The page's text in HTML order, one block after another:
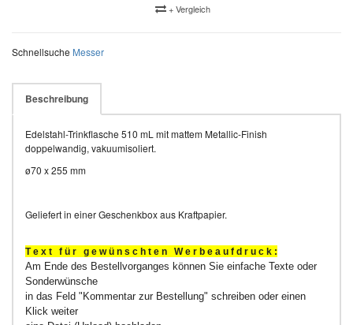
+ Vergleich
Schnellsuche Messer
Beschreibung
Edelstahl-Trinkflasche 510 mL mit mattem Metallic-Finish
doppelwandig, vakuumisoliert.
ø70 x 255 mm
Geliefert in einer Geschenkbox aus Kraftpapier.
T e x t f ü r g e w ü n s c h t e n W e r b e a u f d r u c k :
Am Ende des Bestellvorganges können Sie einfache Texte oder
Sonderwünsche
in das Feld "Kommentar zur Bestellung" schreiben oder einen
Klick weiter